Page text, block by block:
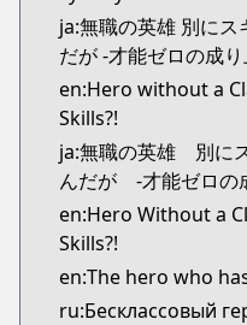
MangaUpdates
https://
novelUpdates
novelUpdates
https://
Book☆Walker
Book☆Walker
https://
Official English
Official English
https://
ja:無職の英雄 別に
だが -才能ゼロの成
en:Hero without a
Skills?!
ja:無職の英雄 別に
んだが -才能ゼロの
en:Hero Without a
Skills?!
en:The hero who
ru:Бесклассовый